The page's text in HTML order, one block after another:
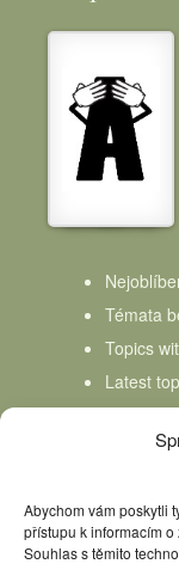
Abychom vám poskytli
přístupu k informacím
Souhlas s těmito
Témata
Topics
Latest
Topics